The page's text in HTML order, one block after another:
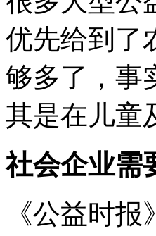
优先给到了
够多了，事
其是在儿童
社会企业需
《公益时